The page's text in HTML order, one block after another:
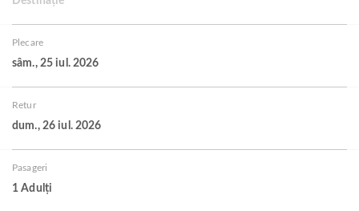
Plecare
sâm., 25 iul. 2026
Retur
dum., 26 iul. 2026
Pasageri
1 Adulți